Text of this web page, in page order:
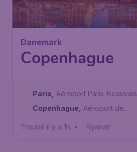
Danemark
Copenhague
Paris
Aéroport Paris-Beauvais
Copenhague
Aéroport de
Trouvé il y a 1h • Ryanair